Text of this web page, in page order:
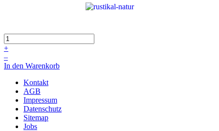
+
–
In den Warenkorb
Kontakt
AGB
Impressum
Datenschutz
Sitemap
Jobs